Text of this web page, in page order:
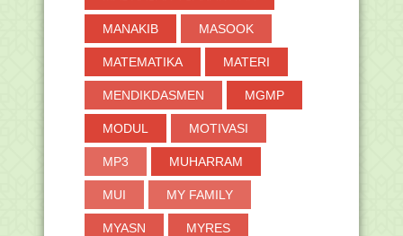
►2017(371)
MANAKIB MASOOK
MATEMATIKA MATERI
MENDIKDASMEN MGMP
MODUL MOTIVASI
MP3 MUHARRAM
MUI MY FAMILY
MYASN MYRES